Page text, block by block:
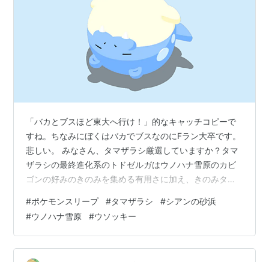
「バカとブスほど東大へ行け！」的なキャッチコピーで
すね。ちなみにぼくはバカでブスなのにFラン大卒です。
悲しい。 みなさん、タマザラシ厳選していますか？タマ
ザラシの最終進化系のトドゼルガはウノハナ雪原のカビ
ゴンの好みのきのみを集める有用さに加え、きのみタイ
のみエナジーを稼ぐだけでなく、メインスキルである食
材ゲットSもとても有用。持ってて損は決してないポケモ
ンです。人によっては5匹揃えたい人もいるはず。 きの
みタイプの中で4位のきのみエナジー効率を誇る そんな
#ポケモンスリープ #タマザラシ #シアンの砂浜
#ウノハナ雪原 #ウソッキー